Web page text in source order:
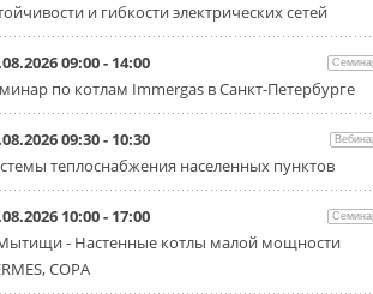
«Датарк» испытал модульный
ЦОД с плотностью 54 кВт на
стойку
Испытания прошли на собственной
производственной площадке и были ...
3 АВГУСТА 2026
Samsung выпускает VRF-
систему DVM на R32
производительностью от 22,4 до 56
Суммарная длина трубопроводов ...
и гибкости электрических сетей
09:00 - 14:00
по котлам Immergas в Санкт-Петербурге
09:30 - 10:30
теплоснабжения населенных пунктов
10:00 - 17:00
- Настенные котлы малой мощности
COPA